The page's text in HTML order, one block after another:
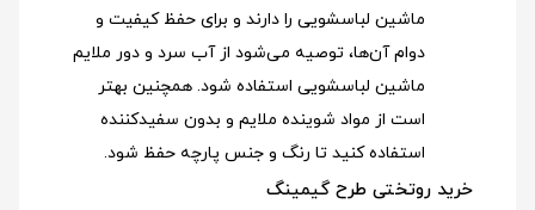
ماشین لباسشویی را دارند و برای حفظ کیفیت و
دوام آن‌ها، توصیه می‌شود از آب سرد و دور ملایم
ماشین لباسشویی استفاده شود. همچنین بهتر
است از مواد شوینده ملایم و بدون سفیدکننده
استفاده کنید تا رنگ و جنس پارچه حفظ شود.
خرید روتختی طرح گیمینگ